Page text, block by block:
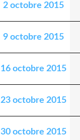
2 octobre 2015
9 octobre 2015
16 octobre 2015
23 octobre 2015
30 octobre 2015